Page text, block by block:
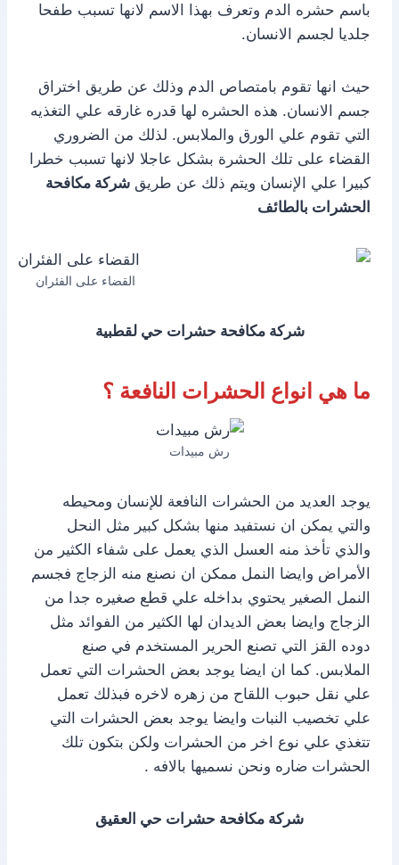
باسم حشره الدم وتعرف بهذا الاسم لانها تسبب طفحا
جلديا لجسم الانسان.
حيث انها تقوم بامتصاص الدم وذلك عن طريق اختراق
جسم الانسان. هذه الحشره لها قدره غارقه علي التغذيه
التي تقوم علي الورق والملابس. لذلك من الضروري
القضاء على تلك الحشرة بشكل عاجلا لانها تسبب خطرا
كبيرا علي الإنسان ويتم ذلك عن طريق شركة مكافحة
الحشرات بالطائف
القضاء على الفئران
شركة مكافحة حشرات حي لقطبية
ما هي انواع الحشرات النافعة ؟
رش مبيدات
يوجد العديد من الحشرات النافعة للإنسان ومحيطه
والتي يمكن ان نستفيد منها بشكل كبير مثل النحل
والذي تأخذ منه العسل الذي يعمل على شفاء الكثير من
الأمراض وايضا النمل ممكن ان نصنع منه الزجاج فجسم
النمل الصغير يحتوي بداخله علي قطع صغيره جدا من
الزجاج وايضا بعض الديدان لها الكثير من الفوائد مثل
دوده القز التي تصنع الحرير المستخدم في صنع
الملابس. كما ان ايضا يوجد بعض الحشرات التي تعمل
علي نقل حبوب اللقاح من زهره لاخره فبذلك تعمل
علي تخصيب النبات وايضا يوجد بعض الحشرات التي
تتغذي علي نوع اخر من الحشرات ولكن بتكون تلك
الحشرات ضاره ونحن نسميها بالافه .
شركة مكافحة حشرات حي العقيق